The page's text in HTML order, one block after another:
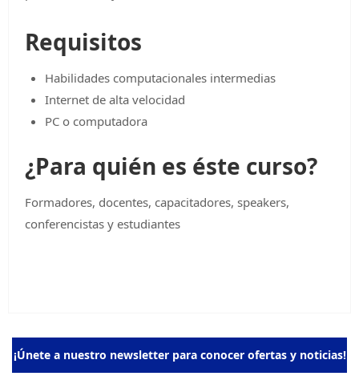
Requisitos
Habilidades computacionales intermedias
Internet de alta velocidad
PC o computadora
¿Para quién es éste curso?
Formadores, docentes, capacitadores, speakers,
conferencistas y estudiantes
¡Únete a nuestro newsletter para conocer ofertas y noticias!